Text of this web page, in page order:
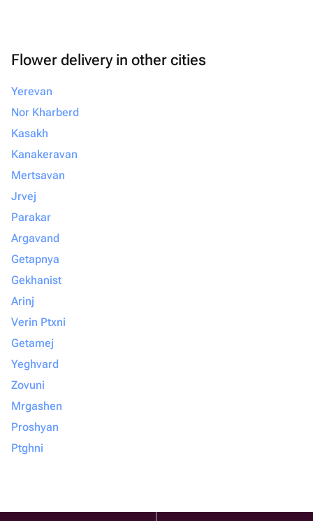
Flower delivery in other cities
Yerevan
Nor Kharberd
Kasakh
Kanakeravan
Mertsavan
Jrvej
Parakar
Argavand
Getapnya
Gekhanist
Arinj
Verin Ptxni
Getamej
Yeghvard
Zovuni
Mrgashen
Proshyan
Ptghni